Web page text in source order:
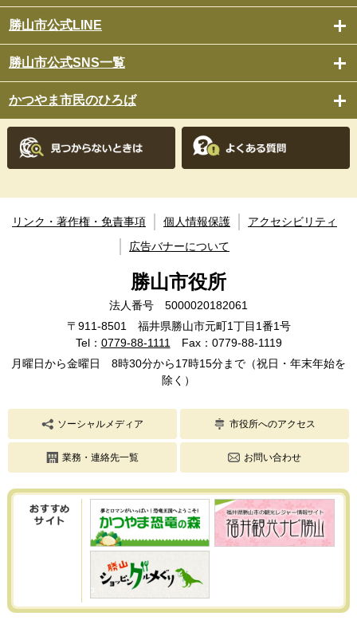
勝山市公式LINE
勝山市公式SNS一覧
かつやま市民のひろば
リンク・著作権・免責事項 個人情報保護
アクセシビリティ
広告バナーについて
勝山市役所
法人番号 5000020182061
〒911-8501 福井県勝山市元町1丁目1番1号
Tel： 0779-88-1111
Fax：0779-88-1119
月曜日から金曜日 8時30分から17時15分まで（祝日・年末年始を
除く）
ソーシャルメディア 市役所へのアクセス
業務・連絡先一覧 お問い合わせ